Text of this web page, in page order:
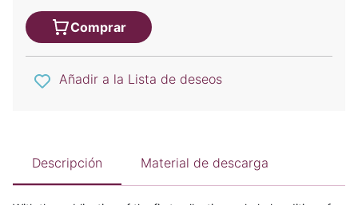
Comprar
Añadir a la Lista de deseos
Descripción Material de descarga